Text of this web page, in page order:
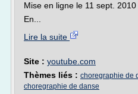
Mise en ligne le 11 sept. 2010
En...
Lire la suite
Site : youtube.com
Thèmes liés : choregraphie de
choregraphie de danse